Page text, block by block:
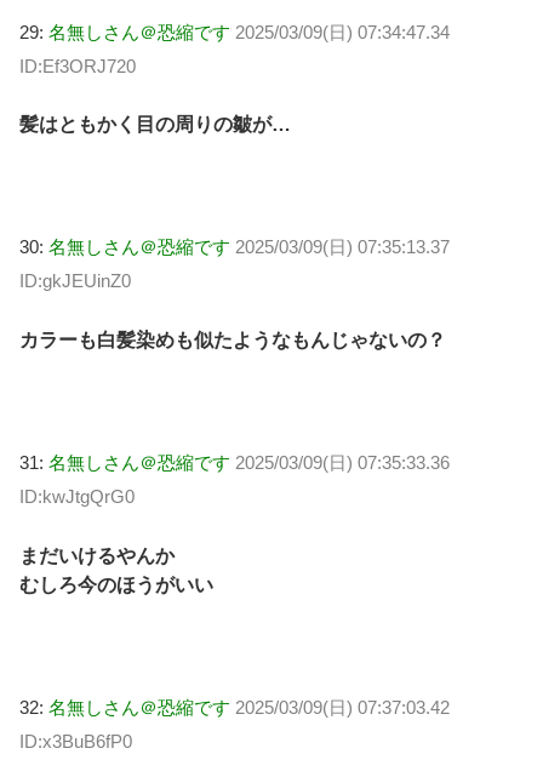
29: 名無しさん＠恐縮です 2025/03/09(日) 07:34:47.34
ID:Ef3ORJ720
髪はともかく目の周りの皺が…
30: 名無しさん＠恐縮です 2025/03/09(日) 07:35:13.37
ID:gkJEUinZ0
カラーも白髪染めも似たようなもんじゃないの？
31: 名無しさん＠恐縮です 2025/03/09(日) 07:35:33.36
ID:kwJtgQrG0
まだいけるやんか
むしろ今のほうがいい
32: 名無しさん＠恐縮です 2025/03/09(日) 07:37:03.42
ID:x3BuB6fP0